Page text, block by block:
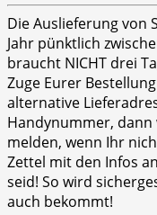
Die Auslieferung von
Jahr pünktlich
braucht NICHT drei
Zuge Eurer
alternative
Handynummer, dann
melden, wenn Ihr
Zettel mit den Infos
seid! So wird
auch bekommt!